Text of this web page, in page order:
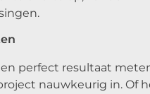
perfect resultaat
nauwkeurig in. Of